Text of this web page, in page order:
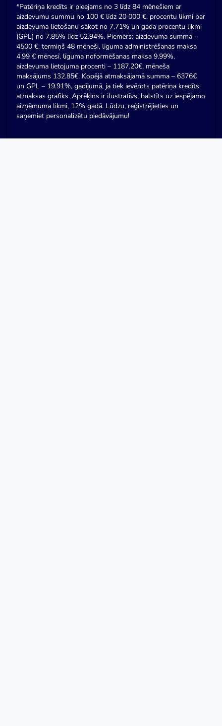
*Patēriņa kredīts ir pieejams no 3 līdz 84 mēnešiem ar
aizdevumu summu no 100 € līdz 20 000 €, procentu likmi par
aizdevuma lietošanu sākot no 7,71% un gada procentu likmi
(GPL) no 7.85% līdz 52.94%. Piemērs: aizdevuma summa –
4500 €, termiņš 48 mēneši, līguma administrēšanas maksa
4.99 € mēnesī, līguma noformēšanas maksa 9.99%,
aizdevuma lietojuma procenti – 1187.20€, mēneša
maksājums 132.85€. Kopējā atmaksājamā summa – 6376€
un GPL – 19.91%, gadījumā, ja tiek ievērots patēriņa kredīts
atmaksas grafiks. Aprēķins ir ilustratīvs, balstīts uz iespējamo
aizņēmuma likmi, 12% gadā. Lūdzu, reģistrējieties un
saņemiet personalizētu piedāvājumu!